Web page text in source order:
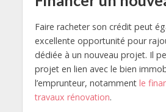
Faire racheter son crédit peut
excellente opportunité pour
dédiée à un nouveau projet. Il
projet en lien avec le bien
l’emprunteur, notamment le
travaux rénovation.